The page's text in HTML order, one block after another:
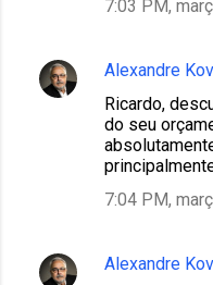
7:03 PM,
Alexandre
Ricardo,
do seu
7:04 PM,
Alexandre